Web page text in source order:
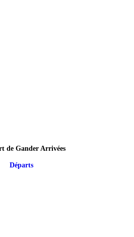
de Gander Arrivées
Départs